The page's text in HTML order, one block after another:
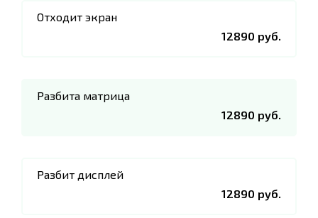
Отходит экран
12890 руб.
Разбита матрица
12890 руб.
Разбит дисплей
12890 руб.